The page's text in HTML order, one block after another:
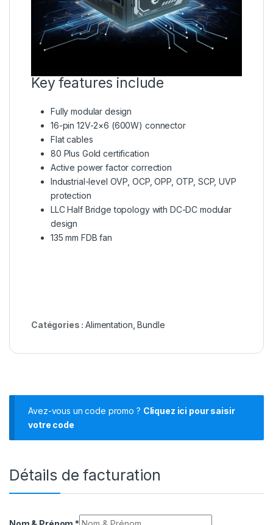
Key features include
Fully modular design
16-pin 12V-2×6 (600W) connector
Flat cables
80 Plus Gold certification
Active power factor correction
Industrial-level OVP, OCP, OPP, OTP, SCP, UVP
protection
LLC Half Bridge topology with DC-DC modular
design
135 mm FDB fan
Catégories :Alimentation ,Bundle
Avez-vous un code promo ? Cliquez ici pour saisir
votre code
Détails de facturation